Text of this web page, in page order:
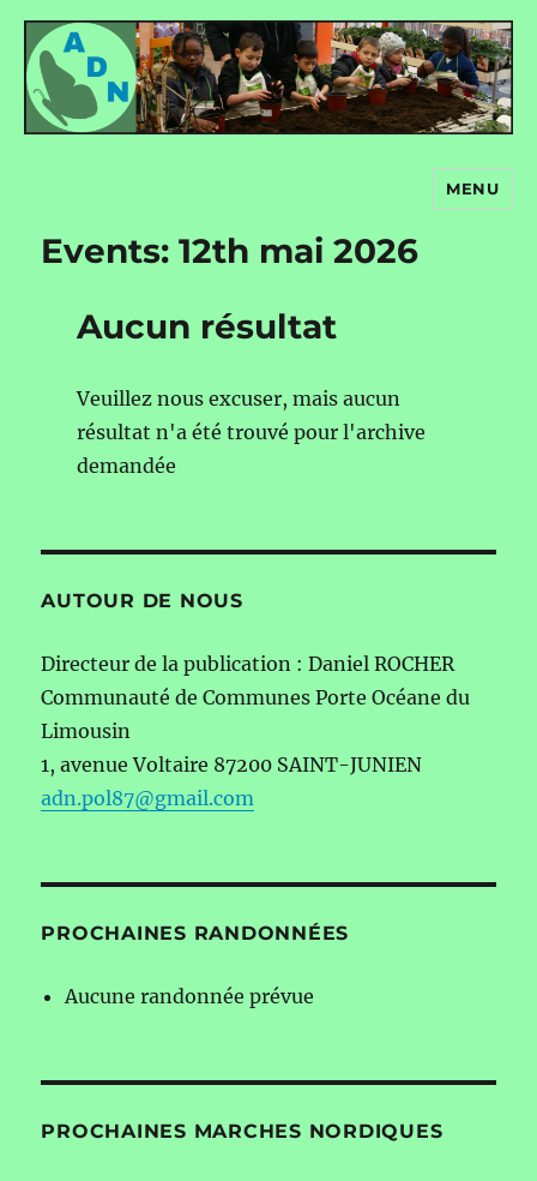
MENU
Events: 12th mai 2026
Aucun résultat
Veuillez nous excuser, mais aucun
résultat n'a été trouvé pour l'archive
demandée
AUTOUR DE NOUS
Directeur de la publication : Daniel ROCHER
Communauté de Communes Porte Océane du
Limousin
1, avenue Voltaire 87200 SAINT-JUNIEN
adn.pol87@gmail.com
PROCHAINES RANDONNÉES
Aucune randonnée prévue
PROCHAINES MARCHES NORDIQUES